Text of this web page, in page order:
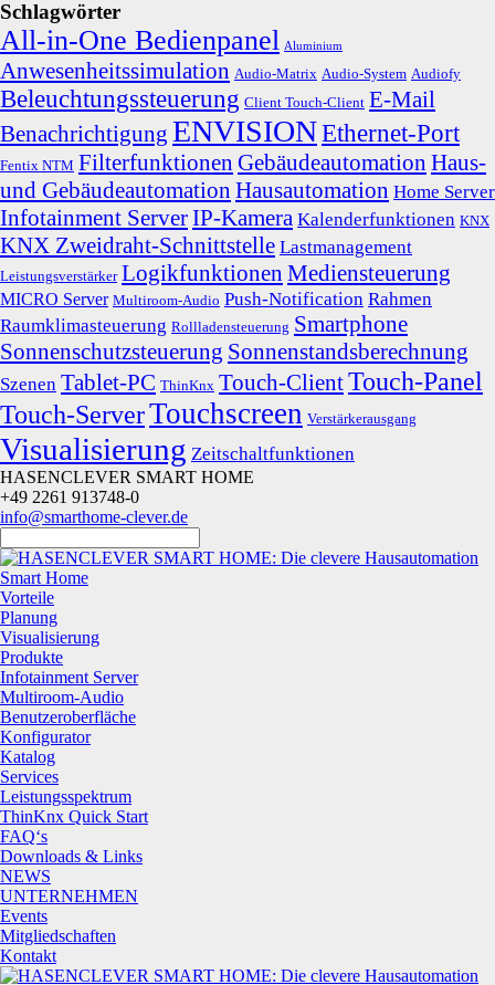
Schlagwörter
All-in-One Bedienpanel Aluminium
Anwesenheitssimulation Audio-Matrix Audio-System Audiofy
Beleuchtungssteuerung Client Touch-Client E-Mail
Benachrichtigung ENVISIONEthernet-Port
Fentix NTM Filterfunktionen Gebäudeautomation Haus-
und Gebäudeautomation Hausautomation Home Server
Infotainment ServerIP-Kamera Kalenderfunktionen KNX
KNX Zweidraht-Schnittstelle Lastmanagement
Leistungsverstärker Logikfunktionen Mediensteuerung
MICRO Server Multiroom-Audio Push-Notification Rahmen
Raumklimasteuerung Rollladensteuerung Smartphone
Sonnenschutzsteuerung Sonnenstandsberechnung
Szenen Tablet-PC ThinKnx Touch-ClientTouch-Panel
Touch-ServerTouchscreen Verstärkerausgang
Visualisierung Zeitschaltfunktionen
HASENCLEVER SMART HOME
+49 2261 913748-0
info@smarthome-clever.de
Smart Home
Vorteile
Planung
Visualisierung
Produkte
Infotainment Server
Multiroom-Audio
Benutzeroberfläche
Konfigurator
Katalog
Services
Leistungsspektrum
ThinKnx Quick Start
FAQ‘s
Downloads & Links
NEWS
UNTERNEHMEN
Events
Mitgliedschaften
Kontakt